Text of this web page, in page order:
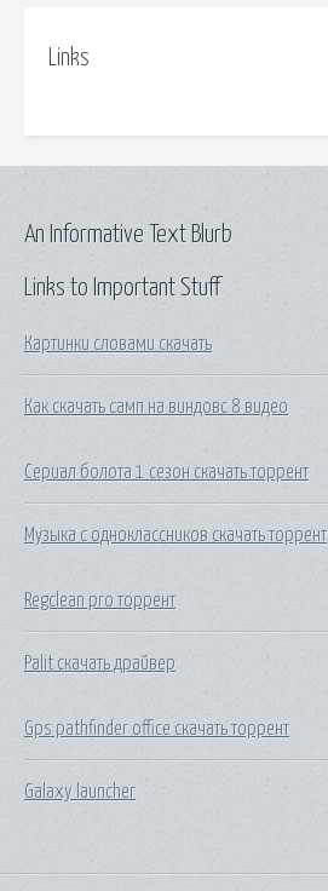
Links
Links to Important Stuff
Картинки словами скачать
Как скачать самп на виндовс 8 видео
Сериал болота 1 сезон скачать торрент
Музыка с одноклассников скачать торрент
Regclean pro торрент
Palit скачать драйвер
Gps pathfinder office скачать торрент
Galaxy launcher
An Informative Text Blurb